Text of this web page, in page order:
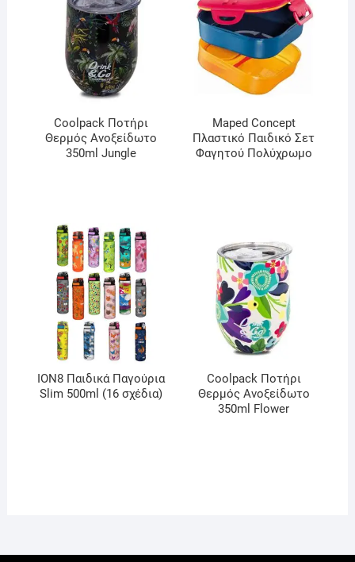
Coolpack Ποτήρι
Θερμός Ανοξείδωτο
350ml Jungle
Maped Concept
Πλαστικό Παιδικό Σετ
Φαγητού Πολύχρωμο
ION8 Παιδικά Παγούρια
Slim 500ml (16 σχέδια)
Coolpack Ποτήρι
Θερμός Ανοξείδωτο
350ml Flower